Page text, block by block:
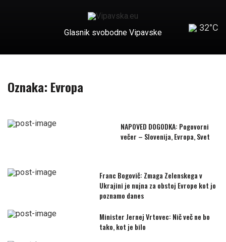
Glasnik svobodne Vipavske 32°C
Oznaka: Evropa
NAPOVED DOGODKA: Pogovorni
večer – Slovenija, Evropa, Svet
Franc Bogovič: Zmaga Zelenskega v
Ukrajini je nujna za obstoj Evrope kot jo
poznamo danes
Minister Jernej Vrtovec: Nič več ne bo
tako, kot je bilo